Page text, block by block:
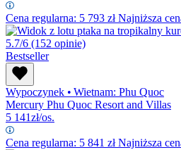
Cena regularna: 5 793 złNajniższa
5.7/6 (152 opinie)
Bestseller
Wypoczynek • Wietnam: Phu Quoc
Mercury Phu Quoc Resort and Villas
5 141zł/os.
Cena regularna: 5 841 złNajniższa